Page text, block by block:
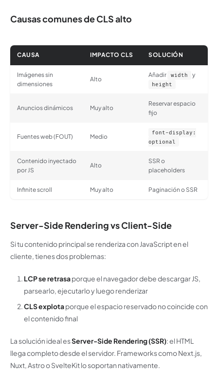
Causas comunes de CLS alto
CAUSA IMPACTO CLS SOLUCIÓN
Imágenes sin
dimensiones
Alto
Añadir width y
height
Anuncios dinámicos Muy alto
Reservar espacio
fijo
Fuentes web (FOUT) Medio
font-display:
optional
Contenido inyectado
por JS
Alto
SSR o
placeholders
Infinite scroll Muy alto Paginación o SSR
Server-Side Rendering vs Client-Side
Si tu contenido principal se renderiza con JavaScript en el
cliente, tienes dos problemas:
LCP se retrasaporque el navegador debe descargar JS,
parsearlo, ejecutarlo y luego renderizar
CLS explotaporque el espacio reservado no coincide con
el contenido final
La solución ideal esServer-Side Rendering (SSR): el HTML
llega completo desde el servidor. Frameworks como Next.js,
Nuxt, Astro o SvelteKit lo soportan nativamente.